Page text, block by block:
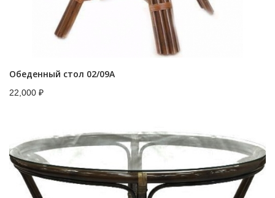
Обеденный стол 02/09A
22,000 ₽